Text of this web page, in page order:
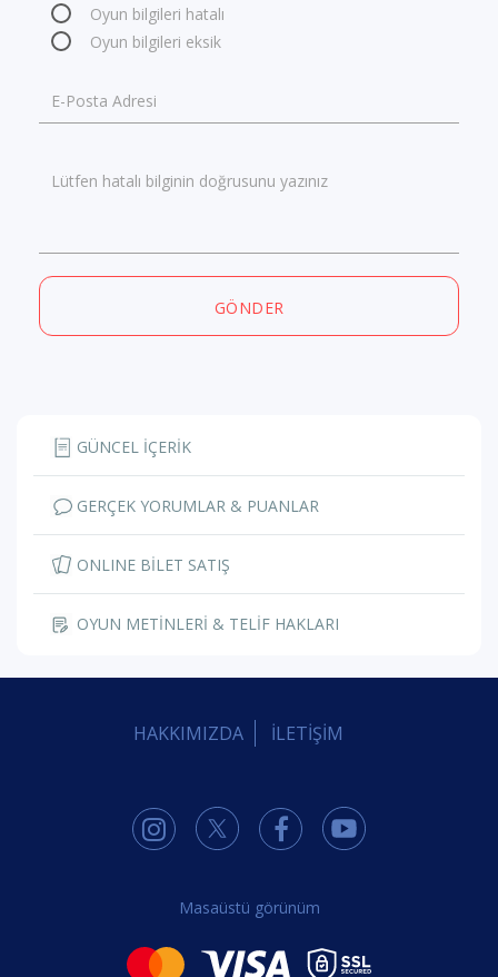
Oyun bilgileri hatalı
Oyun bilgileri eksik
E-Posta Adresi
Lütfen hatalı bilginin doğrusunu yazınız
GÖNDER
GÜNCEL İÇERİK
GERÇEK YORUMLAR & PUANLAR
ONLINE BİLET SATIŞ
OYUN METİNLERİ & TELİF HAKLARI
HAKKIMIZDA İLETİŞİM
Masaüstü görünüm